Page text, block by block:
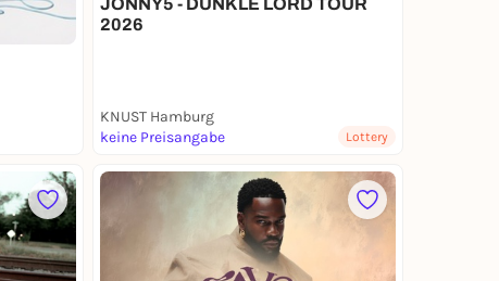
JONNY5 - DUNKLE LORD TOUR
2026
KNUST Hamburg
keine Preisangabe
Lottery